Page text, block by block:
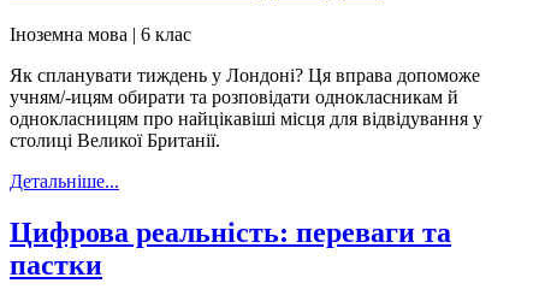
Іноземна мова | 6 клас
Як спланувати тиждень у Лондоні? Ця вправа допоможе
учням/-ицям обирати та розповідати однокласникам й
однокласницям про найцікавіші місця для відвідування у
столиці Великої Британії.
Детальніше...
Цифрова реальність: переваги та
пастки